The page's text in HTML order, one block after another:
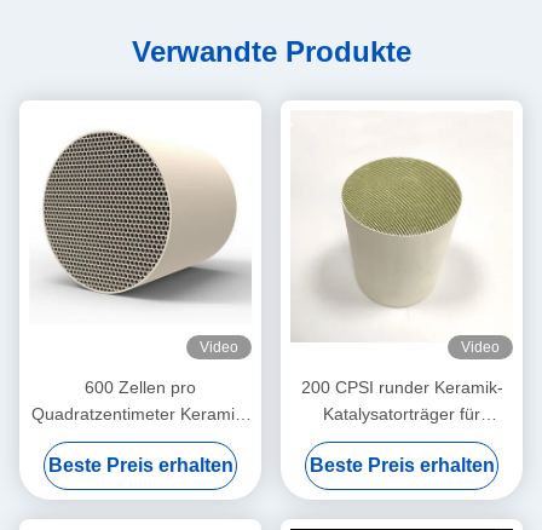
Verwandte Produkte
Video
600 Zellen pro
Quadratzentimeter Keramik-
Honigstockkatalysator EURO
4 Emissionsstandard
Benzin/Diesel kompatibel
Beste Preis erhalten
Video
200 CPSI runder Keramik-
Katalysatorträger für
Automobil-Abgasanlagen - 4
Zoll Durchmesser
Beste Preis erhalten